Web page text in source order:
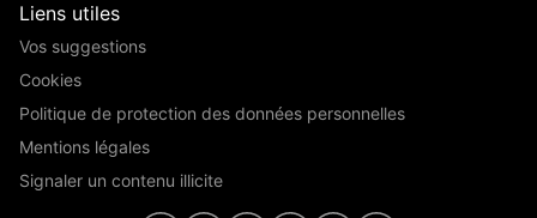
Liens utiles
Vos suggestions
Cookies
Politique de protection des données personnelles
Mentions légales
Signaler un contenu illicite